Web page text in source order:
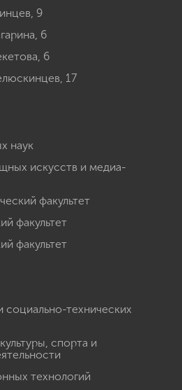
9
6
6
17
наук
искусств и медиа-
факультет
факультет
факультет
социально-технических
спорта и
технологий